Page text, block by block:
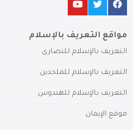
مواقع التعريف بالإسلام
التعريف بالإسلام للنصارى
التعريف بالإسلام للملحدين
التعريف بالإسلام للهندوس
موقع الإيمان